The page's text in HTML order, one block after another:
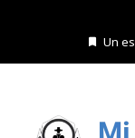
Un